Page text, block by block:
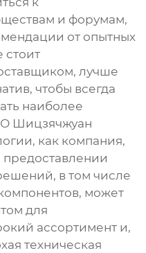
и форумам,
от опытных
стоит
лучше
чтобы всегда
наиболее
Шицзячжуан
как компания,
в том числе
может
для
ассортимент и,
техническая